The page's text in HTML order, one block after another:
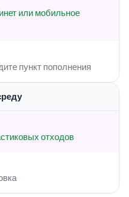
или мобильное
пункт пополнения
отходов